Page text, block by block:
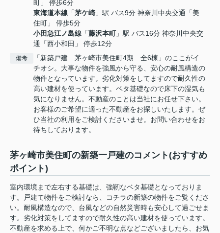
町」 停歩6分
東海道本線 「茅ケ崎 」駅 バス9分 神奈川中央交通「美
住町」 停歩5分
小田急江ノ島線 「藤沢本町」駅 バス16分 神奈川中央交
通「西小和田」 停歩12分
備考
「新築戸建 茅ヶ崎市美住町4期 全6棟」のここがイ
チオシ。大事な物件を強風から守る、安心の耐風構造の
物件となっています。劣化対策をしてますので耐久性の
高い建材を使っています。ベタ基礎なので床下の湿気も
気になりません。不動産のことは当社にお任せ下さい。
お客様のご希望に適った不動産をお探しいたします。ぜ
ひ当社の利用をご検討くださいませ。お問い合わせをお
待ちしております。
茅ヶ崎市美住町の新築一戸建のコメント(おすすめ
ポイント)
室内環境まで左右する基礎は、強靭なベタ基礎となっておりま
す。戸建て物件をご検討なら、コチラの新築の物件をご覧くださ
い。耐風構造なので、台風などの自然災害時も安心して過ごせま
す。劣化対策をしてますので耐久性の高い建材を使っています。
不動産を求める上で、何かご不明な点などございましたら、お気